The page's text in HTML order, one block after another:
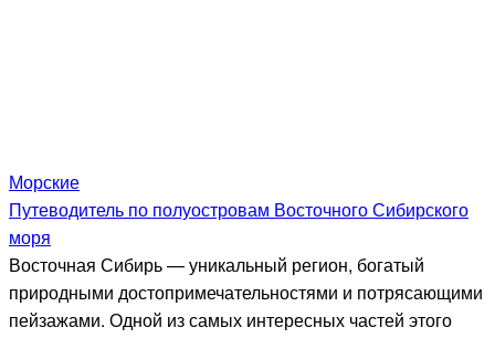
Морские
Путеводитель по полуостровам Восточного Сибирского
моря
Восточная Сибирь — уникальный регион, богатый
природными достопримечательностями и потрясающими
пейзажами. Одной из самых интересных частей этого